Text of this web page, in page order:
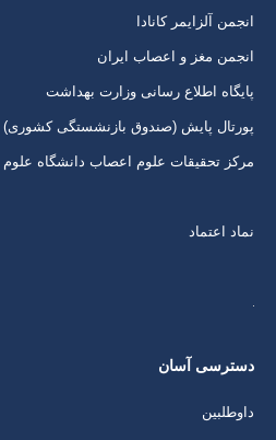
انجمن آلزایمر کانادا
انجمن مغز و اعصاب ایران
پایگاه اطلاع رسانی وزارت بهداشت
پورتال پایش (صندوق بازنشستگی کشوری)
مرکز تحقیقات علوم اعصاب دانشگاه علوم
نماد اعتماد
دسترسی آسان
داوطلبین